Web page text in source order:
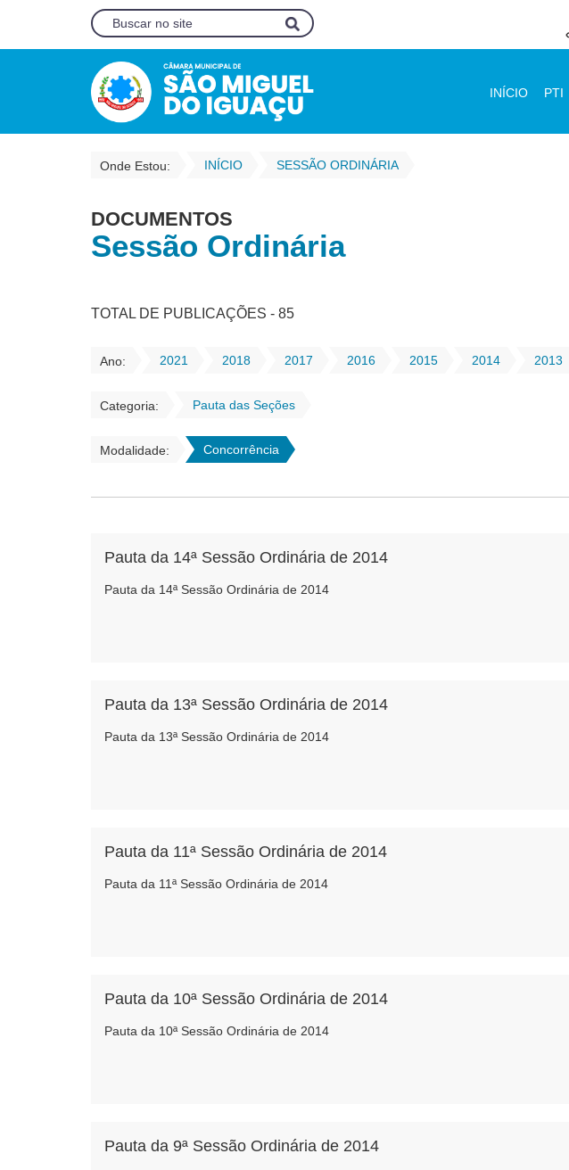
INÍCIO PTI
Onde Estou: INÍCIO SESSÃO ORDINÁRIA
DOCUMENTOS
Sessão Ordinária
TOTAL DE PUBLICAÇÕES - 85
Ano: 2021 2018 2017 2016 2015 2014 2013
Categoria: Pauta das Seções
Modalidade: Concorrência
Pauta da 14ª Sessão Ordinária de 2014
Pauta da 14ª Sessão Ordinária de 2014
Pauta da 13ª Sessão Ordinária de 2014
Pauta da 13ª Sessão Ordinária de 2014
Pauta da 11ª Sessão Ordinária de 2014
Pauta da 11ª Sessão Ordinária de 2014
Pauta da 10ª Sessão Ordinária de 2014
Pauta da 10ª Sessão Ordinária de 2014
Pauta da 9ª Sessão Ordinária de 2014